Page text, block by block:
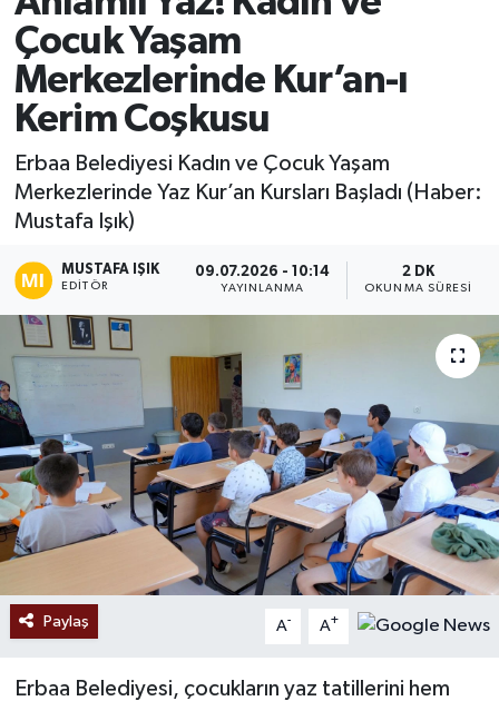
Çocuk Yaşam
Merkezlerinde Kur’an-ı
Kerim Coşkusu
Erbaa Belediyesi Kadın ve Çocuk Yaşam
Merkezlerinde Yaz Kur’an Kursları Başladı (Haber:
Mustafa Işık)
MUSTAFA IŞIK
EDITÖR
09.07.2026 - 10:14
YAYINLANMA
2 DK
OKUNMA SÜRESI
Paylaş A- A+
Erbaa Belediyesi, çocukların yaz tatillerini hem
Ekonomi
Sağlık
Tokat Haber